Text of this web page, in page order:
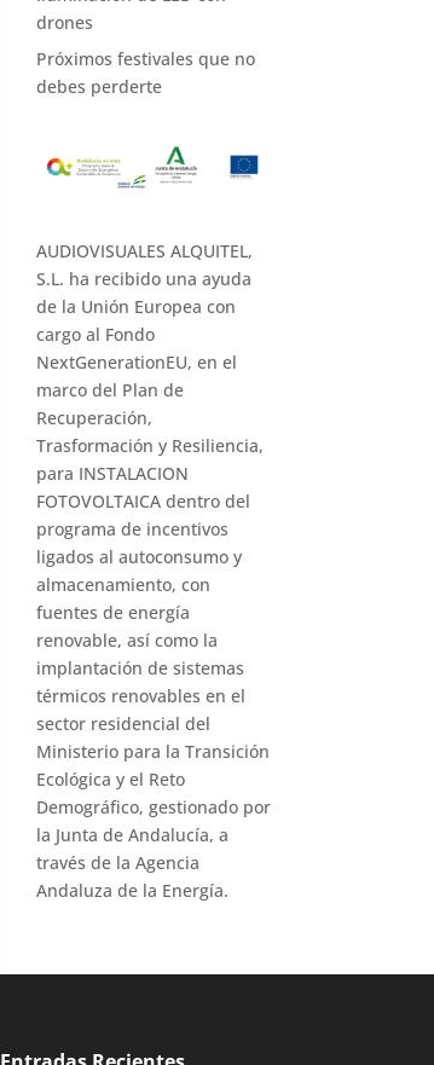
drones
Próximos festivales que no
debes perderte
AUDIOVISUALES ALQUITEL,
S.L. ha recibido una ayuda
de la Unión Europea con
cargo al Fondo
NextGenerationEU, en el
marco del Plan de
Recuperación,
Trasformación y Resiliencia,
para INSTALACION
FOTOVOLTAICA dentro del
programa de incentivos
ligados al autoconsumo y
almacenamiento, con
fuentes de energía
renovable, así como la
implantación de sistemas
térmicos renovables en el
sector residencial del
Ministerio para la Transición
Ecológica y el Reto
Demográfico, gestionado por
la Junta de Andalucía, a
través de la Agencia
Andaluza de la Energía.